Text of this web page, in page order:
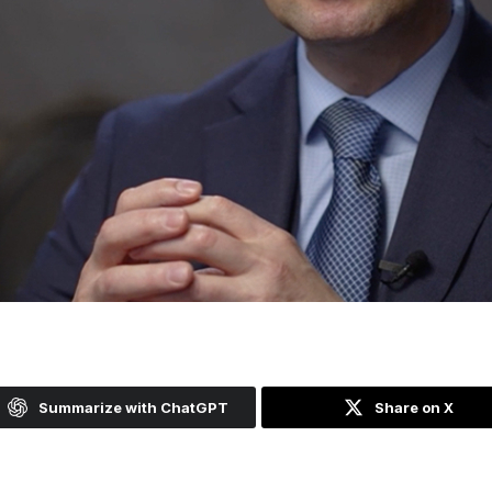
Summarize with ChatGPT Share on X